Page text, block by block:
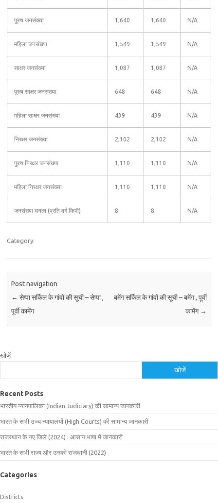
पुरुष जनसंख्या 1,640 1,640 N/A
महिला जनसंख्या 1,549 1,549 N/A
साक्षर जनसंख्या 1,087 1,087 N/A
पुरुष साक्षर जनसंख्या 648 648 N/A
महिला साक्षर जनसंख्या 439 439 N/A
निरक्षर जनसंख्या 2,102 2,102 N/A
पुरुष निरक्षर जनसंख्या 1,110 1,110 N/A
महिला निरक्षर जनसंख्या 1,110 1,110 N/A
जनसंख्या घनत्व (प्रति वर्ग किमी) 8 8 N/A
Category:
Post navigation
← सेप्पा सर्किल के गांवों की सूची – सेप्पा ,
पूर्वी कामेंग
बमेंग सर्किल के गांवों की सूची – बमेंग , पूर्वी
कामेंग →
खोजें
खोजें
Recent Posts
भारतीय न्यायपालिका (Indian Judiciary) की सामान्य जानकारी
भारत के सभी उच्च न्यायालयों (High Courts) की सामान्य जानकारी
राजस्थान के नए जिले (2024) : आसान भाषा में जानकारी
भारत के सभी राज्य और उनकी राजधानी (2022)
Categories
Districts